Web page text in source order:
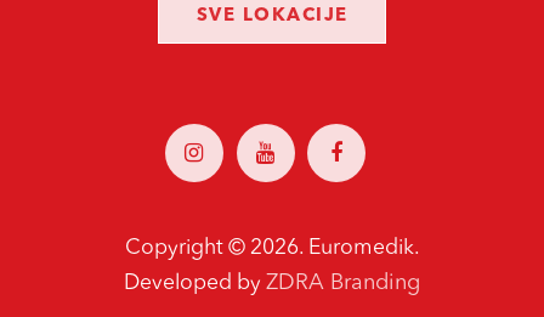
SVE LOKACIJE
Copyright © 2026. Euromedik.
Developed by ZDRA Branding